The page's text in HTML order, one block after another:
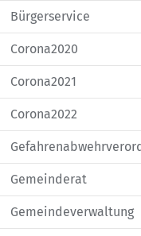
Bürgerservice
Corona2020
Corona2021
Corona2022
Gemeinderat
Gemeindeverwaltung